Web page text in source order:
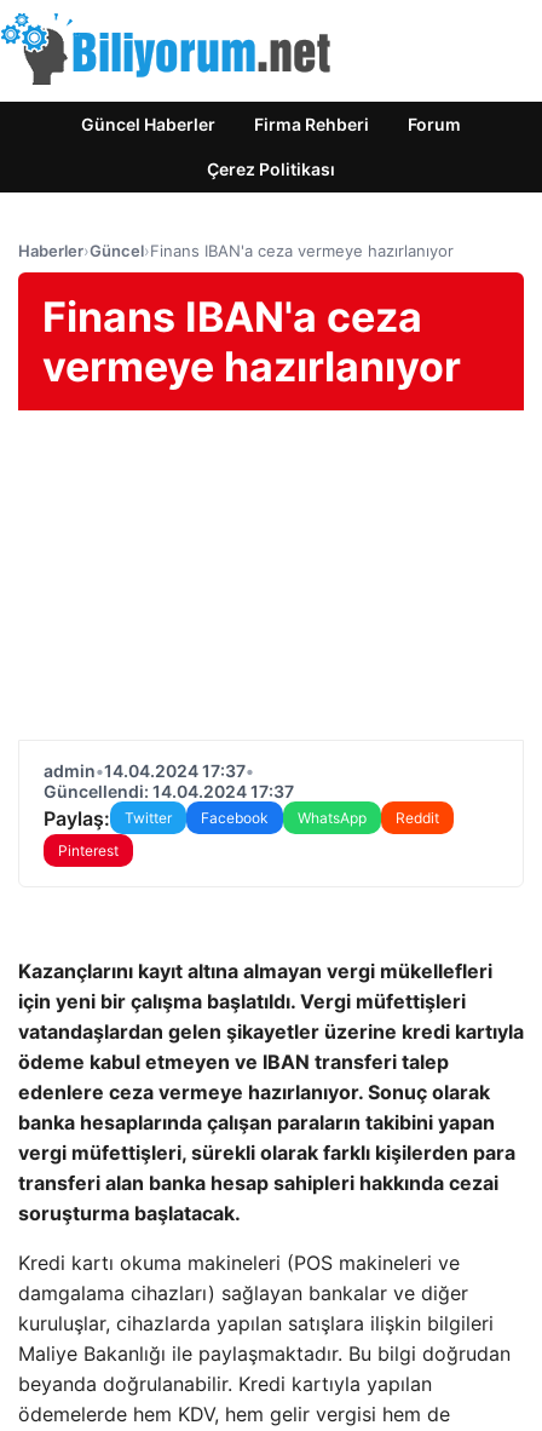
Güncel Haberler Firma Rehberi Forum
Çerez Politikası
Haberler›Güncel›Finans IBAN'a ceza vermeye hazırlanıyor
Finans IBAN'a ceza
vermeye hazırlanıyor
admin•14.04.2024 17:37•
Güncellendi: 14.04.2024 17:37
Paylaş: Twitter Facebook WhatsApp
Reddit
Pinterest
Kazançlarını kayıt altına almayan vergi mükellefleri
için yeni bir çalışma başlatıldı. Vergi müfettişleri
vatandaşlardan gelen şikayetler üzerine kredi kartıyla
ödeme kabul etmeyen ve IBAN transferi talep
edenlere ceza vermeye hazırlanıyor. Sonuç olarak
banka hesaplarında çalışan paraların takibini yapan
vergi müfettişleri, sürekli olarak farklı kişilerden para
transferi alan banka hesap sahipleri hakkında cezai
soruşturma başlatacak.
Kredi kartı okuma makineleri (POS makineleri ve
damgalama cihazları) sağlayan bankalar ve diğer
kuruluşlar, cihazlarda yapılan satışlara ilişkin bilgileri
Maliye Bakanlığı ile paylaşmaktadır. Bu bilgi doğrudan
beyanda doğrulanabilir. Kredi kartıyla yapılan
ödemelerde hem KDV, hem gelir vergisi hem de